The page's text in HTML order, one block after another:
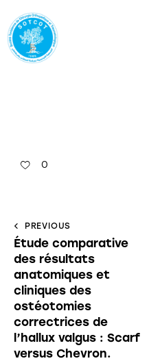
0
PREVIOUS
Étude comparative
des résultats
anatomiques et
cliniques des
ostéotomies
correctrices de
l’hallux valgus : Scarf
versus Chevron.